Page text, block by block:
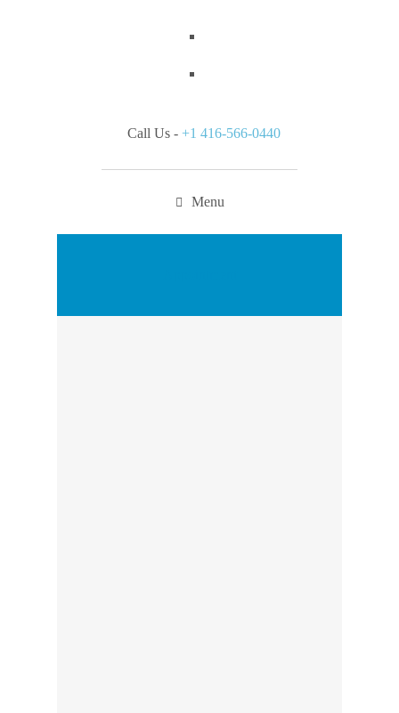
Call Us - +1 416-566-0440
Menu